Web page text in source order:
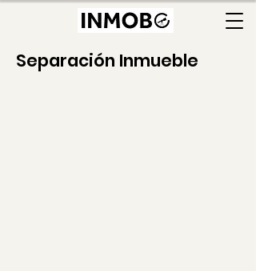
Separación Inmueble